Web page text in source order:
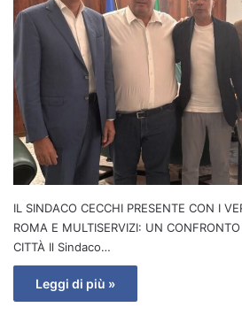
IL SINDACO CECCHI PRESENTE CON I
ROMA E MULTISERVIZI: UN
CITTÀ Il Sindaco…
Leggi di più »